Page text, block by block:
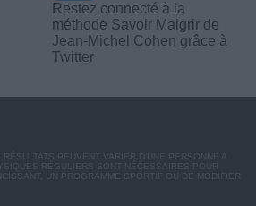
Restez connecté à la
méthode Savoir Maigrir de
Jean-Michel Cohen grâce à
Twitter
PEUVENT VARIER D'UNE PERSONNE A
RÉGULIERS SONT NÉCESSAIRES POUR
UN PROGRAMME SPORTIF OU DE MODIFIER